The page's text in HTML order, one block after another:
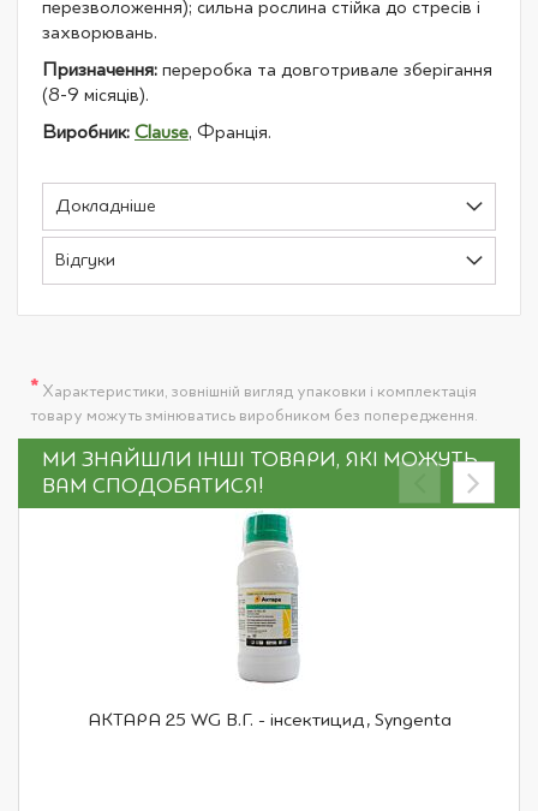
перезволоження); сильна рослина стійка до стресів і
захворювань.
Призначення: переробка та довготривале зберігання
(8-9 місяців).
Виробник: Clause, Франція.
Докладніше
Відгуки
* Характеристики, зовнішній вигляд упаковки і комплектація
товару можуть змінюватись виробником без попередження.
МИ ЗНАЙШЛИ ІНШІ ТОВАРИ, ЯКІ МОЖУТЬ
ВАМ СПОДОБАТИСЯ!
АКТАРА 25 WG В.Г. - інсектицид, Syngenta